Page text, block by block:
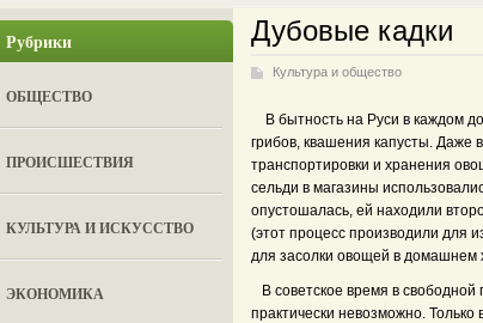
Рубрики
ОБЩЕСТВО
ПРОИСШЕСТВИЯ
КУЛЬТУРА И ИСКУССТВО
ЭКОНОМИКА
Дубовые кадки
Культура и общество
В бытность на Руси в каждом
грибов, квашения капусты. Даже
транспортировки и хранения
сельди в магазины
опустошалась, ей находили
(этот процесс производили для
для засолки овощей в домашнем
В советское время в
практически невозможно. Только